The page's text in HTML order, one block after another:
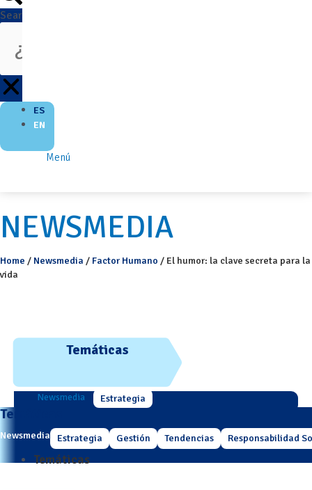
Search
ES
EN
Menú
NEWSMEDIA
Home / Newsmedia / Factor Humano / El humor: la clave secreta para la
vida
Temáticas
Newsmedia Estrategia
Temáticas
Newsmedia Estrategia Gestión Tendencias Responsabilidad
Temáticas